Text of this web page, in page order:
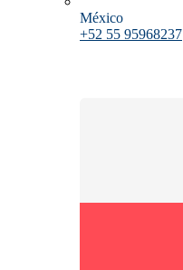
México
+52 55 95968237